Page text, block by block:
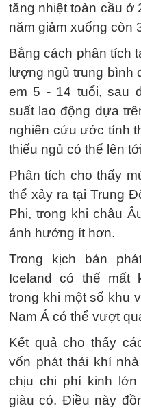
tăng nhiệt toàn cầu ở
năm giảm xuống còn
Bằng cách phân tích
lượng ngủ trung bình
em 5 - 14 tuổi, sau
suất lao động dựa
nghiên cứu ước tính
thiếu ngủ có thể lên
Phân tích cho thấy
thể xảy ra tại Trung
Phi, trong khi châu
ảnh hưởng ít hơn.
Trong kịch bản
Iceland có thể mất
trong khi một số khu
Nam Á có thể vượt
Kết quả cho thấy
vốn phát thải khí
chịu chi phí kinh
giàu có. Điều này